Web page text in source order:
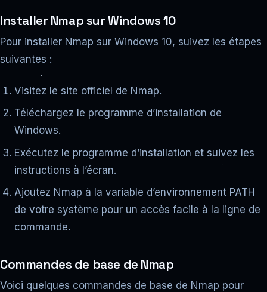
Installer Nmap sur Windows 10
Pour installer Nmap sur Windows 10, suivez les étapes
suivantes :
Visitez le site officiel de Nmap.
Téléchargez le programme d’installation de
Windows.
Exécutez le programme d’installation et suivez les
instructions à l’écran.
Ajoutez Nmap à la variable d’environnement PATH
de votre système pour un accès facile à la ligne de
commande.
Commandes de base de Nmap
Voici quelques commandes de base de Nmap pour